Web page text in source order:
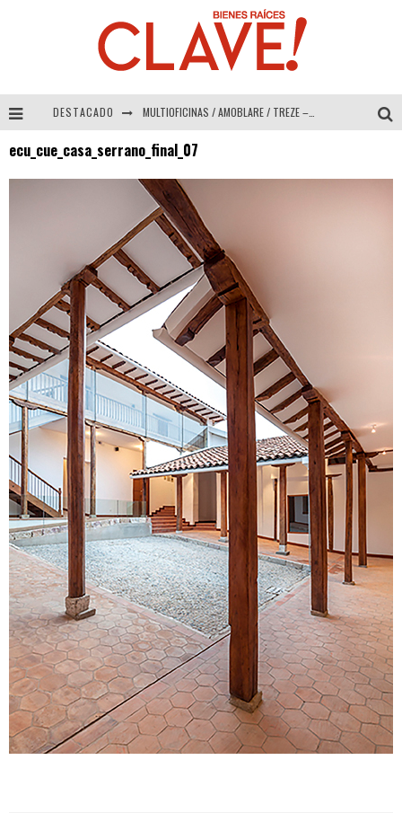
DESTACADO MULTIOFICINAS / AMOBLARE / TREZE – Especial Interiorismo & Decoración 2026
COLINEAL – Especial Interiorismo & Decoración 2026
ecu_cue_casa_serrano_final_07